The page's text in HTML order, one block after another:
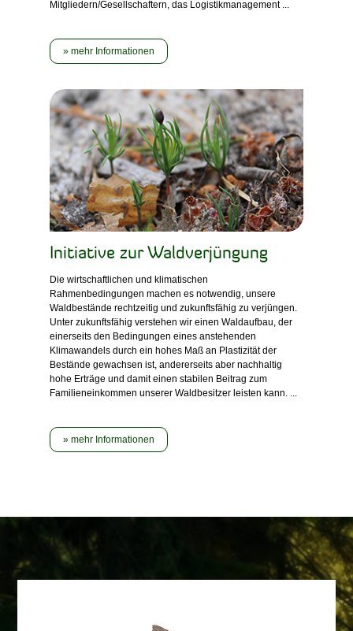
Mitgliedern/Gesellschaftern, das Logistikmanagement ...
mehr Informationen
Initiative zur Waldverjüngung
Die wirtschaftlichen und klimatischen
Rahmenbedingungen machen es notwendig, unsere
Waldbestände rechtzeitig und zukunftsfähig zu verjüngen.
Unter zukunftsfähig verstehen wir einen Waldaufbau, der
einerseits den Bedingungen eines anstehenden
Klimawandels durch ein hohes Maß an Plastizität der
Bestände gewachsen ist, andererseits aber nachhaltig
hohe Erträge und damit einen stabilen Beitrag zum
Familieneinkommen unserer Waldbesitzer leisten kann. ...
mehr Informationen